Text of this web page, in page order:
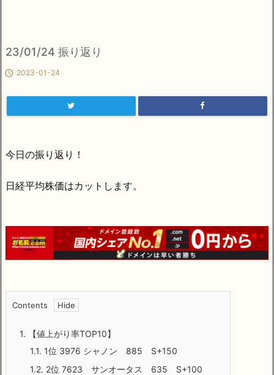
23/01/24 振り返り
 2023-01-24
今日の振り返り！
日経平均株価はカットします。
Contents
1. 【値上がり率TOP10】
1.1. 1位 3976 シャノン 885 S+150
1.2. 2位 7623 サンオータス 635 S+100